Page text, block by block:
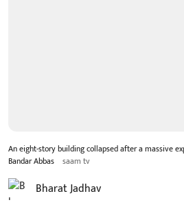
An eight-story building collapsed after a massive
Bandar Abbas saam tv
Bharat Jadhav